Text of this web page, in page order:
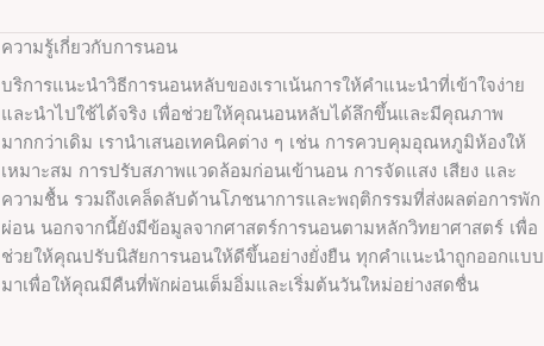
ความรู้เกี่ยวกับการนอน
บริการแนะนำวิธีการนอนหลับของเราเน้นการให้คำแนะนำที่เข้าใจง่าย
และนำไปใช้ได้จริง เพื่อช่วยให้คุณนอนหลับได้ลึกขึ้นและมีคุณภาพ
มากกว่าเดิม เรานำเสนอเทคนิคต่าง ๆ เช่น การควบคุมอุณหภูมิห้องให้
เหมาะสม การปรับสภาพแวดล้อมก่อนเข้านอน การจัดแสง เสียง และ
ความชื้น รวมถึงเคล็ดลับด้านโภชนาการและพฤติกรรมที่ส่งผลต่อการพัก
ผ่อน นอกจากนี้ยังมีข้อมูลจากศาสตร์การนอนตามหลักวิทยาศาสตร์ เพื่อ
ช่วยให้คุณปรับนิสัยการนอนให้ดีขึ้นอย่างยั่งยืน ทุกคำแนะนำถูกออกแบบ
มาเพื่อให้คุณมีคืนที่พักผ่อนเต็มอิ่มและเริ่มต้นวันใหม่อย่างสดชื่น